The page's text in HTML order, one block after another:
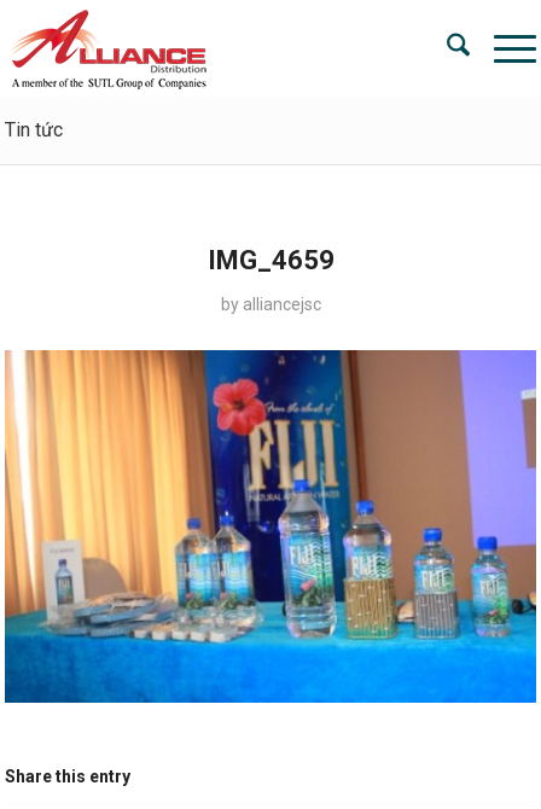
Tin tức
IMG_4659
by alliancejsc
Share this entry